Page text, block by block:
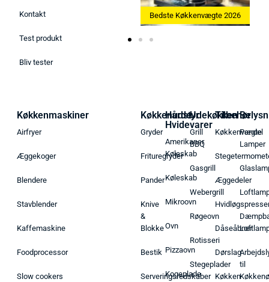
Kontakt
Test produkt
Bliv tester
Bedste Ismaskine 2026 Bedste Køkkenvægte 2026
Køkkenmaskiner
Airfryer
Æggekoger
Blendere
Stavblender
Kaffemaskine
Foodprocessor
Slow cookers
Køkkenudstyr
Gryder
Frituregryder
Pander
Knive
&
Blokke
Bestik
Serveringsredskaber
Hårde
Hvidevarer
Amerikaner
Køleskab
Køleskab
Mikroovn
Ovn
Pizzaovn
Kogeplade
Udekøkken
Grill
BBQ
Gasgrill
Webergrill
Røgeovn
Rotisseri
Stegeplader
Tilbehør
Køkkenvægte
Æggedeler
Dåseåbner
Dørslag
Køkken
Pendel
Lamper
til